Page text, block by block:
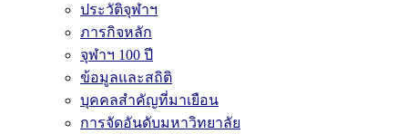
ประวัติจุฬาฯ
ภารกิจหลัก
จุฬาฯ 100 ปี
ข้อมูลและสถิติ
บุคคลสำคัญที่มาเยือน
การจัดอันดับมหาวิทยาลัย